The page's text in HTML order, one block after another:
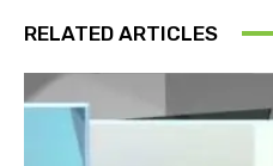
RELATED ARTICLES